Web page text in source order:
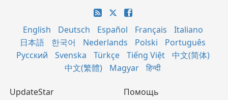
English Deutsch Español Français
Italiano
日本語
한국어 Nederlands Polski
Português
Русский
Svenska Türkçe Tiếng Việt
中文(简体)
中文(繁體)
Magyar हिन्दी
UpdateStar
Помощь